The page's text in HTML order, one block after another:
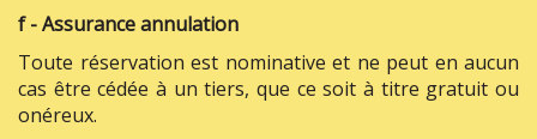
f - Assurance annulation
Toute réservation est nominative et ne peut en aucun
cas être cédée à un tiers, que ce soit à titre gratuit ou
onéreux.